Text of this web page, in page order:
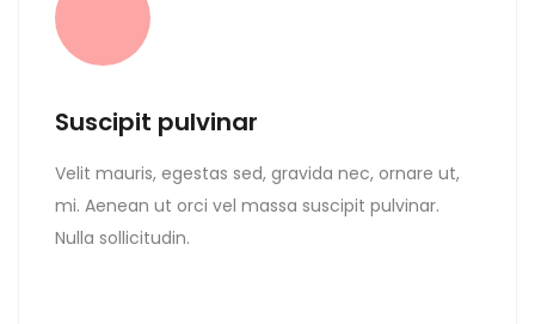
Suscipit pulvinar
Velit mauris, egestas sed, gravida nec, ornare ut,
mi. Aenean ut orci vel massa suscipit pulvinar.
Nulla sollicitudin.